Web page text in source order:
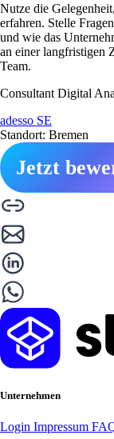
Nutze die
erfahren. Stelle
und wie das
an einer langfristigen
Team.
Consultant Digital
adesso SE
Standort: Bremen
Jetzt
Unternehmen
Login Impressum